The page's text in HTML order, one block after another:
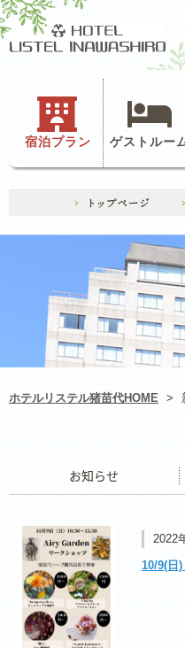
宿泊プラン ゲストルー
ホテルリステル猪苗代HOME >
2022
10/9(日